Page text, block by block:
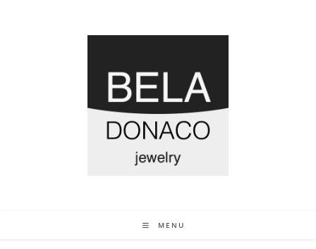
MENU